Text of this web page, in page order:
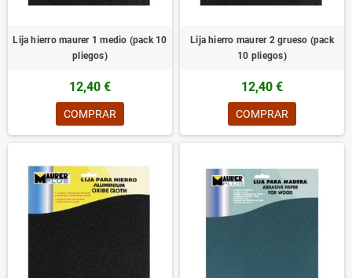
Lija hierro maurer 1 medio (pack 10
pliegos)
12,40 €
COMPRAR
Lija hierro maurer 2 grueso (pack
10 pliegos)
12,40 €
COMPRAR